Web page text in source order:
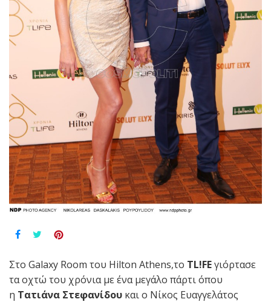
Στο Galaxy Room του Hilton Athens,το TL!FEγιόρτασε
τα οχτώ του χρόνια με ένα μεγάλο πάρτι όπου
η Τατιάνα Στεφανίδου και ο Νίκος Ευαγγελάτος